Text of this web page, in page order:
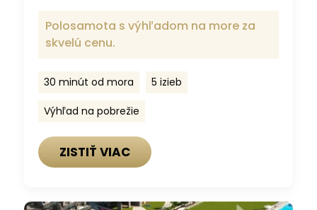
Polosamota s výhľadom na more za
skvelú cenu.
30 minút od mora 5 izieb
Výhľad na pobrežie
ZISTIŤ VIAC